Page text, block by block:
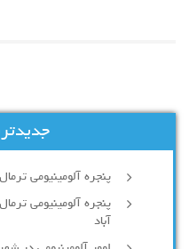
پنجره آلومینیومی
پنجره آلومینیومی
آباد